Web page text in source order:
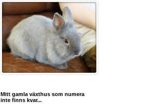
Mitt gamla växthus som numera
inte finns kvar...